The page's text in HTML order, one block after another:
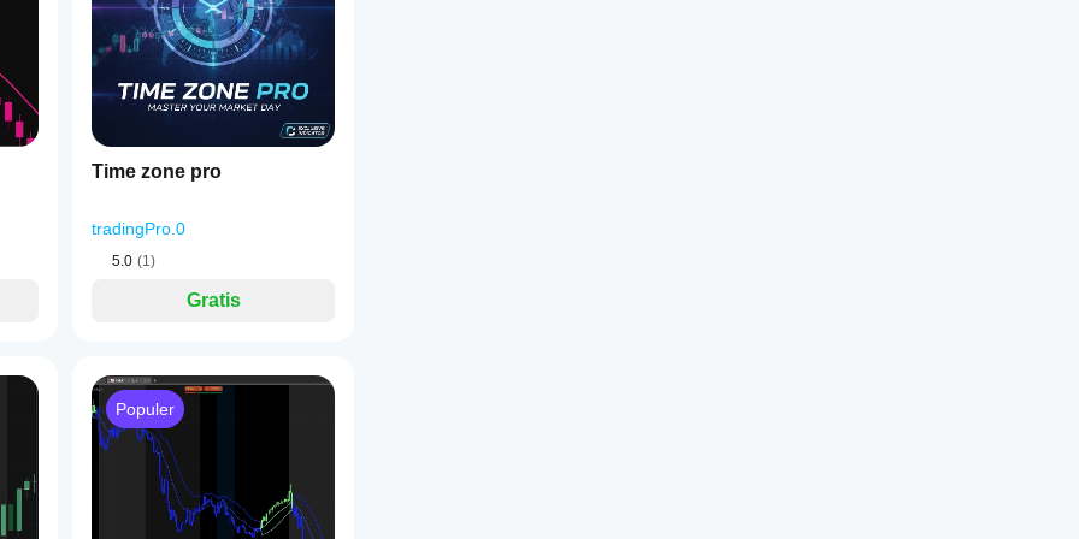
yang mempersiapkan, bukan yang bereaksi — selalu ketahui
Time zone pro
tradingPro.0
5.0 (1)
Gratis
Populer